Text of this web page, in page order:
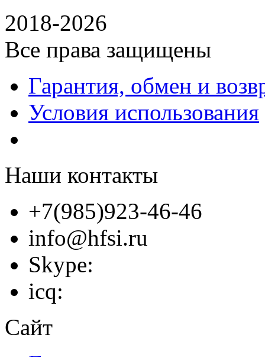
2018-2026
Все права защищены
Гарантия, обмен и
Условия использования
Наши контакты
+7(985)923-46-46
info@hfsi.ru
Skype:
icq:
Сайт